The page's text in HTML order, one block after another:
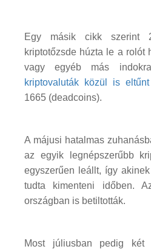
Egy másik cikk szerint
kriptotőzsde húzta le a rolót
vagy egyéb más
kriptovaluták közül is eltűnt
1665 (deadcoins).
A májusi hatalmas
az egyik legnépszerűbb
egyszerűen leállt, így
tudta kimenteni időben.
országban is betiltották.
Most júliusban pedig két